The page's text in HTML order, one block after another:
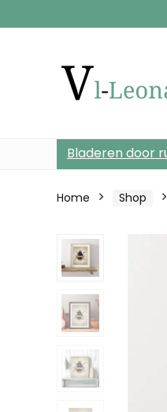
Bladeren door
Home Shop